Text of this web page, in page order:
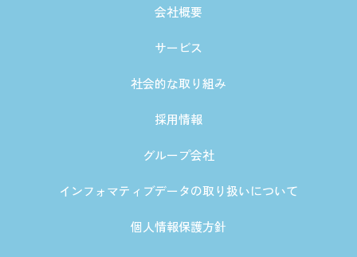
会社概要
サービス
社会的な取り組み
採用情報
グループ会社
インフォマティブデータの取り扱いについて
個人情報保護方針